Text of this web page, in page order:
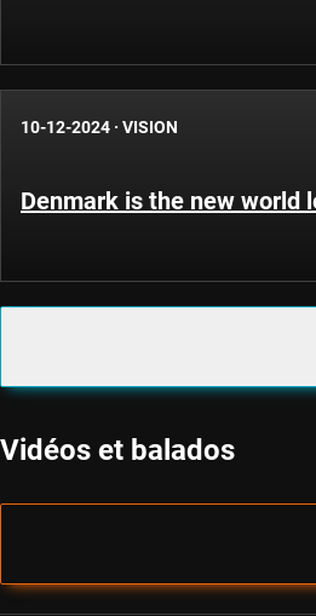
10-12-2024 · VISION
Denmark is the new world
Vidéos et balados